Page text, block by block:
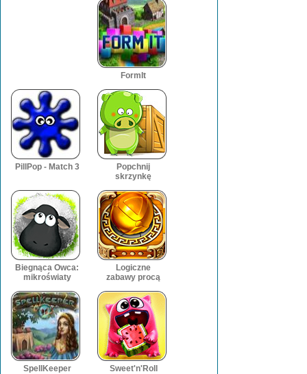
FormIt
PillPop - Match 3
Popchnij
skrzynkę
Biegnąca Owca:
mikroświaty
Logiczne
zabawy procą
SpellKeeper Sweet'n'Roll